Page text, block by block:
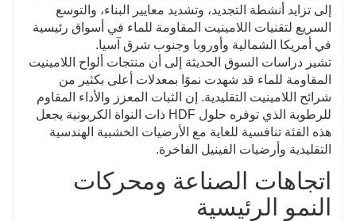
إلى تزايد أنشطة التجديد، وتشديد معايير البناء، والتوسع
السريع لتقنيات اللامينيت المقاومة للماء في أسواق رئيسية
في أمريكا الشمالية وأوروبا وجنوب شرق آسيا.
تشير دراسات السوق الحديثة إلى أن منتجات ألواح اللامينيت
المقاومة للماء قد شهدت نموًا بمعدلات أعلى بكثير من
شرائح اللامينيت التقليدية. إن الثبات المعزز والأداء المقاوم
للرطوبة الذي توفره حلول HDF ذات النواة الكربونية يجعل
هذه الفئة تنافسية للغاية مع الأرضيات الخشبية الهندسية
التقليدية وأرضيات الفينيل الفاخرة.
اتجاهات الصناعة ومحركات
النمو الرئيسية